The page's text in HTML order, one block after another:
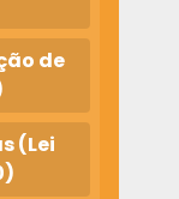
de
(Lei